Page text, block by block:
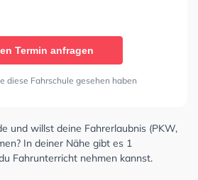
Termin anfragen
diese Fahrschule gesehen haben
und willst deine Fahrerlaubnis (PKW,
In deiner Nähe gibt es 1
Fahrunterricht nehmen kannst.